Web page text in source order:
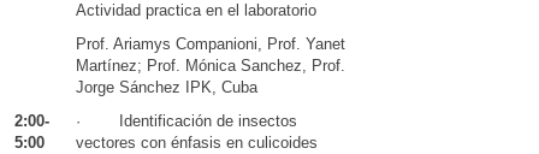
2:00-
5:00
Actividad practica en el laboratorio
Prof. Ariamys Companioni, Prof. Yanet
Martínez; Prof. Mónica Sanchez, Prof.
Jorge Sánchez IPK, Cuba
· Identificación de insectos
vectores con énfasis en culicoides